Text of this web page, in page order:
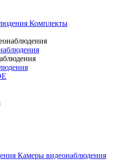
Комплекты
Камеры видеонаблюдения